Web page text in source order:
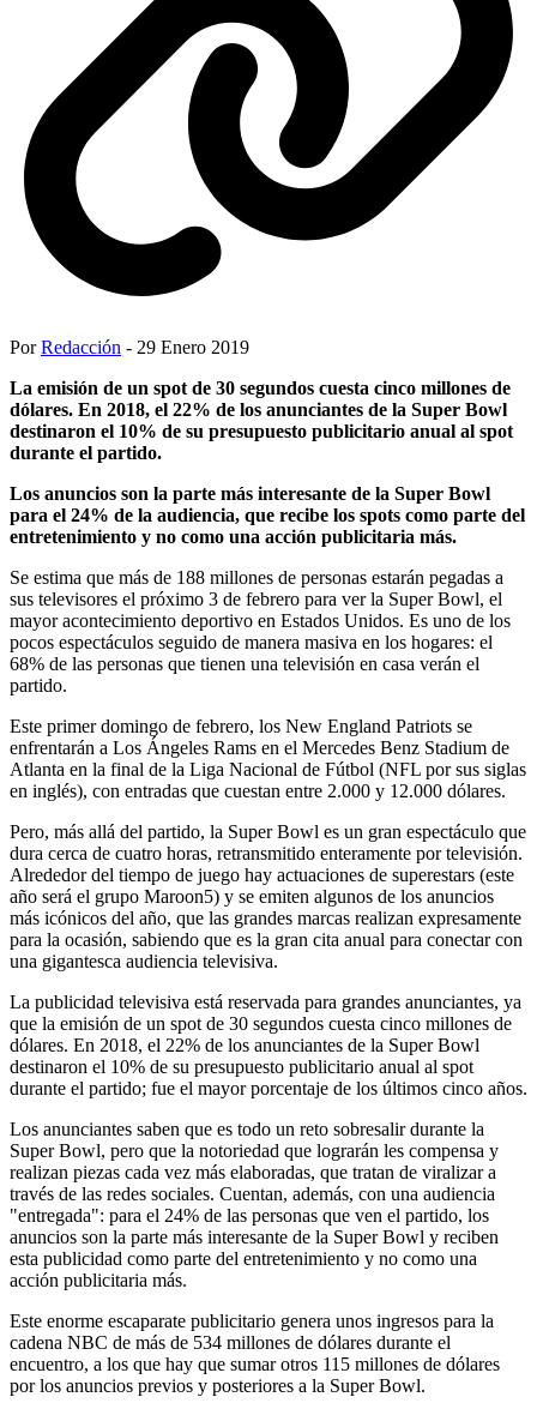
PorRedacción - 29 Enero 2019
La emisión de un spot de 30 segundos cuesta cinco millones de
dólares. En 2018, el 22% de los anunciantes de la Super Bowl
destinaron el 10% de su presupuesto publicitario anual al spot
durante el partido.
Los anuncios son la parte más interesante de la Super Bowl
para el 24% de la audiencia, que recibe los spots como parte del
entretenimiento y no como una acción publicitaria más.
Se estima que más de 188 millones de personas estarán pegadas a
sus televisores el próximo 3 de febrero para ver la Super Bowl, el
mayor acontecimiento deportivo en Estados Unidos. Es uno de los
pocos espectáculos seguido de manera masiva en los hogares: el
68% de las personas que tienen una televisión en casa verán el
partido.
Este primer domingo de febrero, los New England Patriots se
enfrentarán a Los Ángeles Rams en el Mercedes Benz Stadium de
Atlanta en la final de la Liga Nacional de Fútbol (NFL por sus siglas
en inglés), con entradas que cuestan entre 2.000 y 12.000 dólares.
Pero, más allá del partido, la Super Bowl es un gran espectáculo que
dura cerca de cuatro horas, retransmitido enteramente por televisión.
Alrededor del tiempo de juego hay actuaciones de superestars (este
año será el grupo Maroon5) y se emiten algunos de los anuncios
más icónicos del año, que las grandes marcas realizan expresamente
para la ocasión, sabiendo que es la gran cita anual para conectar con
una gigantesca audiencia televisiva.
La publicidad televisiva está reservada para grandes anunciantes, ya
que la emisión de un spot de 30 segundos cuesta cinco millones de
dólares. En 2018, el 22% de los anunciantes de la Super Bowl
destinaron el 10% de su presupuesto publicitario anual al spot
durante el partido; fue el mayor porcentaje de los últimos cinco años.
Los anunciantes saben que es todo un reto sobresalir durante la
Super Bowl, pero que la notoriedad que lograrán les compensa y
realizan piezas cada vez más elaboradas, que tratan de viralizar a
través de las redes sociales. Cuentan, además, con una audiencia
"entregada": para el 24% de las personas que ven el partido, los
anuncios son la parte más interesante de la Super Bowl y reciben
esta publicidad como parte del entretenimiento y no como una
acción publicitaria más.
Este enorme escaparate publicitario genera unos ingresos para la
cadena NBC de más de 534 millones de dólares durante el
encuentro, a los que hay que sumar otros 115 millones de dólares
por los anuncios previos y posteriores a la Super Bowl.